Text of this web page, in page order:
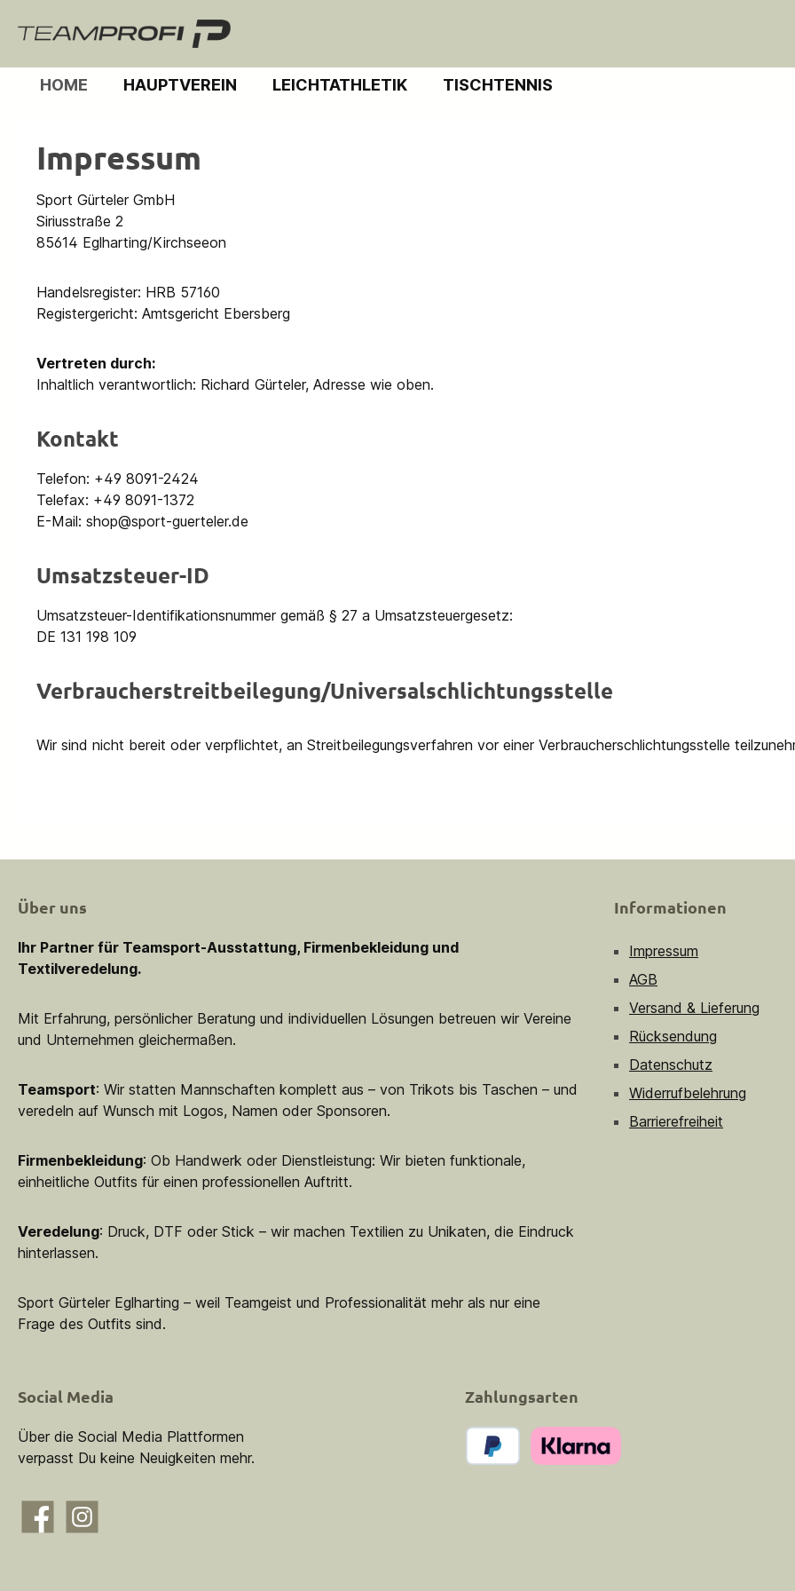
Zur Hauptnavigation springen
HOME HAUPTVEREIN LEICHTATHLETIK TISCHTENNIS
Impressum
Sport Gürteler GmbH
Siriusstraße 2
85614 Eglharting/Kirchseeon
Handelsregister: HRB 57160
Registergericht: Amtsgericht Ebersberg
Vertreten durch:
Inhaltlich verantwortlich: Richard Gürteler, Adresse wie oben.
Kontakt
Telefon: +49 8091-2424
Telefax: +49 8091-1372
E-Mail: shop@sport-guerteler.de
Umsatzsteuer-ID
Umsatzsteuer-Identifikationsnummer gemäß § 27 a Umsatzsteuergesetz:
DE 131 198 109
Verbraucher­streit­beilegung/Universal­schlichtungs­stelle
Wir sind nicht bereit oder verpflichtet, an Streitbeilegungsverfahren vor einer Verbraucherschlichtungsstelle
Über uns
Ihr Partner für Teamsport-Ausstattung, Firmenbekleidung und
Textilveredelung.
Mit Erfahrung, persönlicher Beratung und individuellen Lösungen betreuen wir Vereine
und Unternehmen gleichermaßen.
Teamsport: Wir statten Mannschaften komplett aus – von Trikots bis Taschen – und
veredeln auf Wunsch mit Logos, Namen oder Sponsoren.
Firmenbekleidung: Ob Handwerk oder Dienstleistung: Wir bieten funktionale,
einheitliche Outfits für einen professionellen Auftritt.
Veredelung: Druck, DTF oder Stick – wir machen Textilien zu Unikaten, die Eindruck
hinterlassen.
Sport Gürteler Eglharting – weil Teamgeist und Professionalität mehr als nur eine
Frage des Outfits sind.
Informationen
Impressum
AGB
Versand & Lieferung
Rücksendung
Datenschutz
Widerrufbelehrung
Barrierefreiheit
Social Media
Über die Social Media Plattformen
verpasst Du keine Neuigkeiten mehr.
FacebookInstagram
Zahlungsarten